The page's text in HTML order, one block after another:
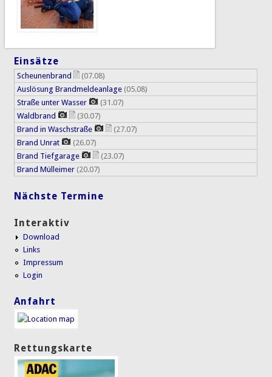
Einsätze
Scheunenbrand
(07.08)
Auslösung Brandmeldeanlage (05.08)
Straße unter Wasser
(31.07)
Waldbrand
(30.07)
Brand in Waschstraße
(27.07)
Brand Unrat
(26.07)
Brand Tiefgarage
(23.07)
Brand Mülleimer (20.07)
Nächste Termine
Interaktiv
Download
Links
Impressum
Login
Anfahrt
Rettungskarte